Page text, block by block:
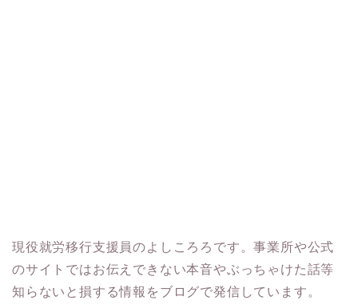
現役就労移行支援員のよしころろです。事業所や公式
のサイトではお伝えできない本音やぶっちゃけた話等
知らないと損する情報をブログで発信しています。